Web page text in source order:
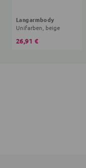
Langarmbody
Unifarben, beige
26,91 €